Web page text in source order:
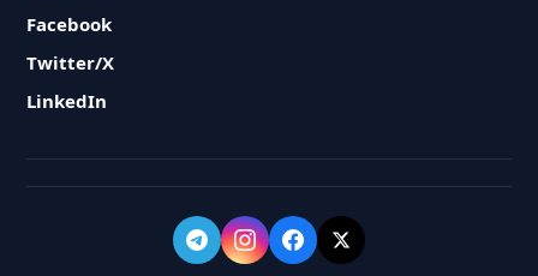
Facebook
Twitter/X
LinkedIn